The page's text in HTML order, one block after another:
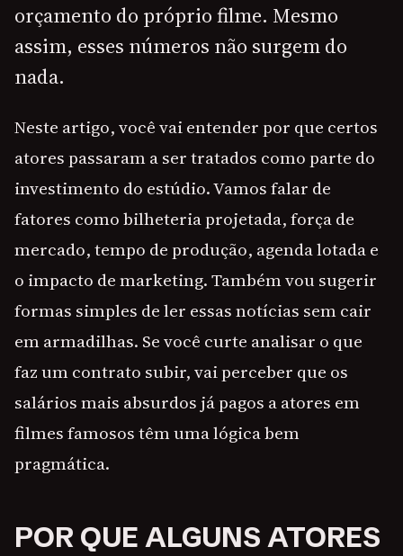
orçamento do próprio filme. Mesmo
assim, esses números não surgem do
nada.
Neste artigo, você vai entender por que certos
atores passaram a ser tratados como parte do
investimento do estúdio. Vamos falar de
fatores como bilheteria projetada, força de
mercado, tempo de produção, agenda lotada e
o impacto de marketing. Também vou sugerir
formas simples de ler essas notícias sem cair
em armadilhas. Se você curte analisar o que
faz um contrato subir, vai perceber que os
salários mais absurdos já pagos a atores em
filmes famosos têm uma lógica bem
pragmática.
POR QUE ALGUNS ATORES